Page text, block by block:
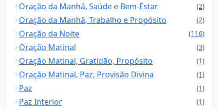
Oração da Manhã, Saúde e Bem-Estar (2)
Oração da Manhã, Trabalho e Propósito (2)
Oração da Noite (116)
Oração Matinal (3)
Oração Matinal, Gratidão, Propósito (1)
Oração Matinal, Paz, Provisão Divina (1)
Paz (1)
Paz Interior (1)